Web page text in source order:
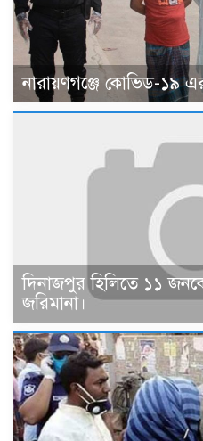
নারায়ণগঞ্জে কোভিড-১৯
দিনাজপুর হিলিতে ১১
জরিমানা।